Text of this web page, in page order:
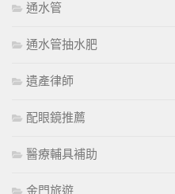
通水管
通水管抽水肥
遺產律師
配眼鏡推薦
醫療輔具補助
金門旅遊